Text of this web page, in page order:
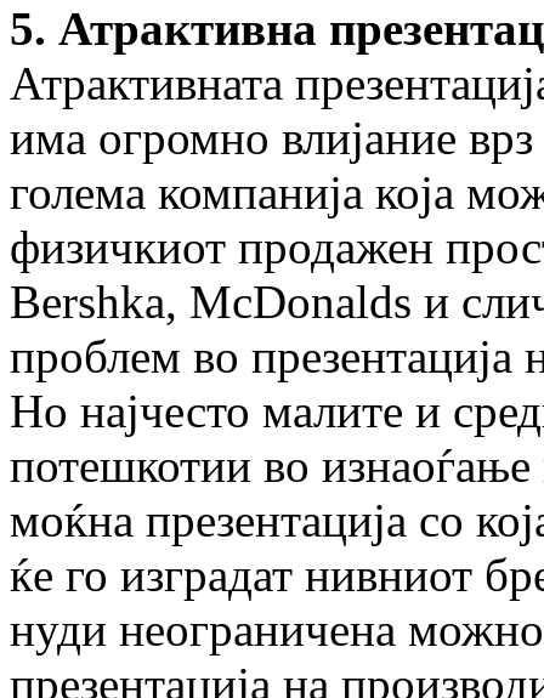
5. Атрактивна
Атрактивната
има огромно влијание
голема компанија која
физичкиот продажен
Bershka, McDonalds и
проблем во презентација
Но најчесто малите и
потешкотии во
моќна презентација со
ќе го изградат нивниот
нуди неограничена
презентација на